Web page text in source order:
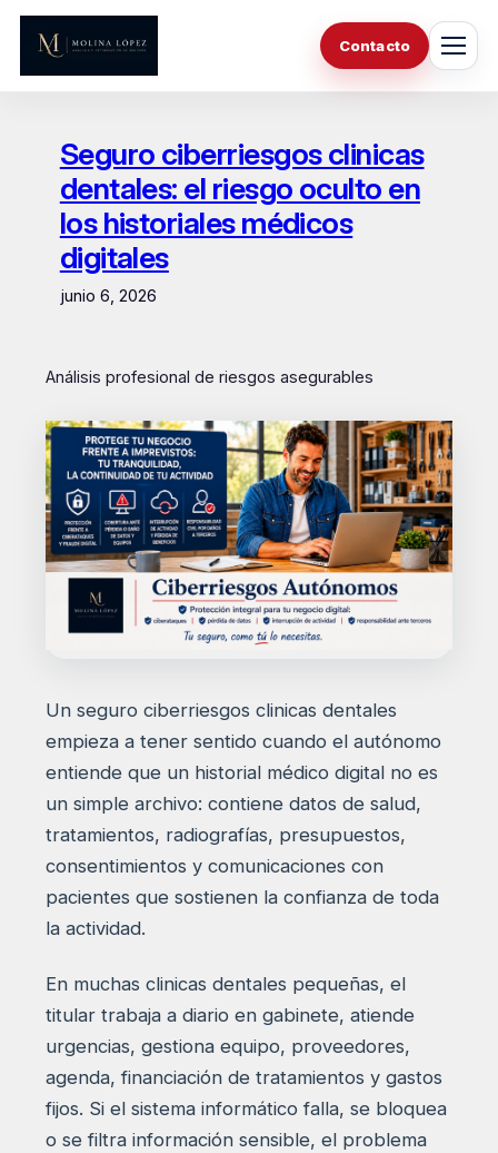
Saltar
contenido
Contacto
Seguro ciberriesgos clinicas
dentales: el riesgo oculto en
los historiales médicos
digitales
junio 6, 2026
Análisis profesional de riesgos asegurables
Un seguro ciberriesgos clinicas dentales
empieza a tener sentido cuando el autónomo
entiende que un historial médico digital no es
un simple archivo: contiene datos de salud,
tratamientos, radiografías, presupuestos,
consentimientos y comunicaciones con
pacientes que sostienen la confianza de toda
la actividad.
En muchas clinicas dentales pequeñas, el
titular trabaja a diario en gabinete, atiende
urgencias, gestiona equipo, proveedores,
agenda, financiación de tratamientos y gastos
fijos. Si el sistema informático falla, se bloquea
o se filtra información sensible, el problema